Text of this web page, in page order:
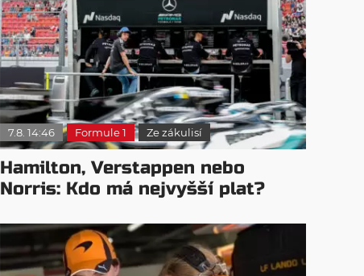
7.8. 14:46 Formule 1 Ze zákulisí
Hamilton, Verstappen nebo
Norris: Kdo má nejvyšší plat?